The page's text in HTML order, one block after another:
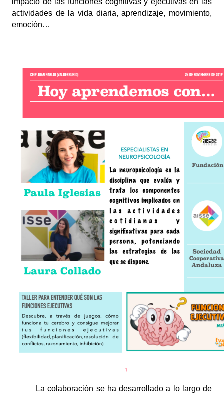
impacto de las funciones cognitivas y ejecutivas en las
actividades de la vida diaria, aprendizaje, movimiento,
emoción…
La colaboración se ha desarrollado a lo largo de